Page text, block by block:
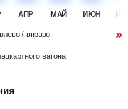
АПР МАЙ ИЮН
/ вправо
вагона